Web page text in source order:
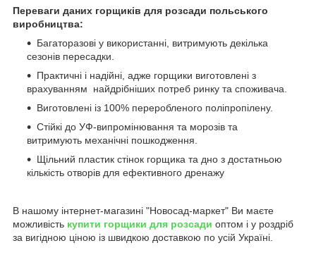
Переваги даних горщиків для розсади польського
виробництва:
Багаторазові у використанні, витримують декілька
сезонів пересадки.
Практичні і надійні, адже горщики виготовлені з
врахуванням найдрібніших потреб ринку та споживача.
Виготовлені із 100% переробленого поліпропілену.
Стійкі до УФ-випромінювання та морозів та
витримують механічні пошкодження.
Щільний пластик стінок горщика та дно з достатньою
кількість отворів для ефективного дренажу
В нашому інтернет-магазині "Новосад-маркет" Ви маєте
можливість купити горщики для розсади оптом і у роздріб
за вигідною ціною із швидкою доставкою по усій Україні.